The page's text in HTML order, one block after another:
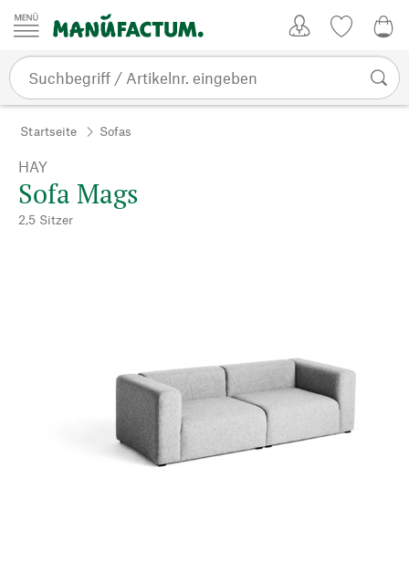
Zum Inhalt springen
Startseite Sofas
HAY
Sofa Mags
2,5 Sitzer